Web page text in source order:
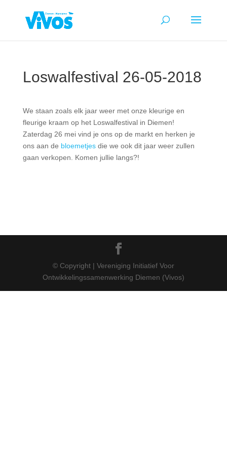
Loswalfestival 26-05-2018
We staan zoals elk jaar weer met onze kleurige en
fleurige kraam op het Loswalfestival in Diemen!
Zaterdag 26 mei vind je ons op de markt en herken je
ons aan de bloemetjes die we ook dit jaar weer zullen
gaan verkopen. Komen jullie langs?!
© Copyright | Vereniging Initiatief Voor
Ontwikkelingssamenwerking Diemen (Vivos)